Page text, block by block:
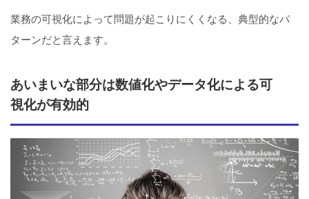
業務の可視化によって問題が起こりにくくなる、典型的なパ
ターンだと言えます。
あいまいな部分は数値化やデータ化による可
視化が有効的